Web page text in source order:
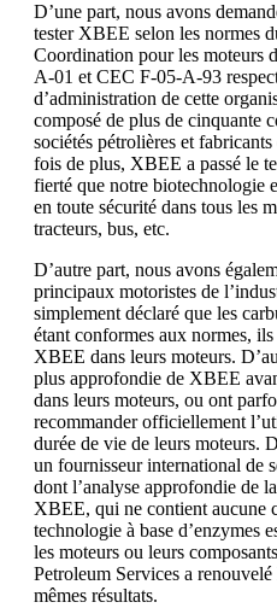
D’une part, nous avons
tester XBEE selon les normes
Coordination pour les moteurs
A-01 et CEC F-05-A-93
d’administration de cette
composé de plus de cinquante
sociétés pétrolières et
fois de plus, XBEE a passé le
fierté que notre biotechnologie
en toute sécurité dans tous les
tracteurs, bus, etc.
D’autre part, nous avons
principaux motoristes de
simplement déclaré que les
étant conformes aux normes,
XBEE dans leurs moteurs.
plus approfondie de XBEE
dans leurs moteurs, ou ont
recommander officiellement
durée de vie de leurs moteurs.
un fournisseur international de
dont l’analyse approfondie de
XBEE, qui ne contient aucune
technologie à base d’enzymes
les moteurs ou leurs
Petroleum Services a
mêmes résultats.